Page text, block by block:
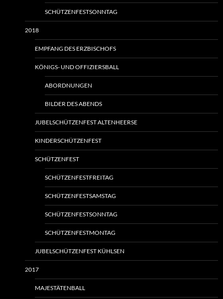
SCHÜTZENFESTSONNTAG
2018
EMPFANG DES ERZBISCHOFS
KÖNIGS- UND OFFIZIERSBALL
ABORDNUNGEN
BILDER DES ABENDS
JUBELSCHÜTZENFEST ALTENHEERSE
KINDERSCHÜTZENFEST
SCHÜTZENFEST
SCHÜTZENFESTFREITAG
SCHÜTZENFESTSAMSTAG
SCHÜTZENFESTSONNTAG
SCHÜTZENFESTMONTAG
JUBELSCHÜTZENFEST KÜHLSEN
2017
MAJESTÄTENBALL